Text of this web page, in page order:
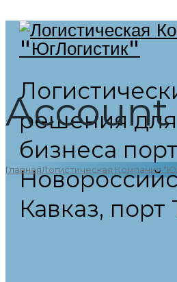
решения
бизнеса порт
Кавказ, порт
Account
ГлавнаяЛогистическая Компания